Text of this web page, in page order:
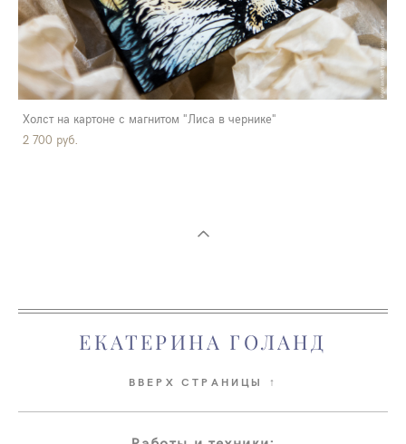
Холст на картоне с магнитом "Лиса в чернике"
2 700 pуб.
ЕКАТЕРИНА ГОЛАНД
ВВЕРХ СТРАНИЦЫ ↑